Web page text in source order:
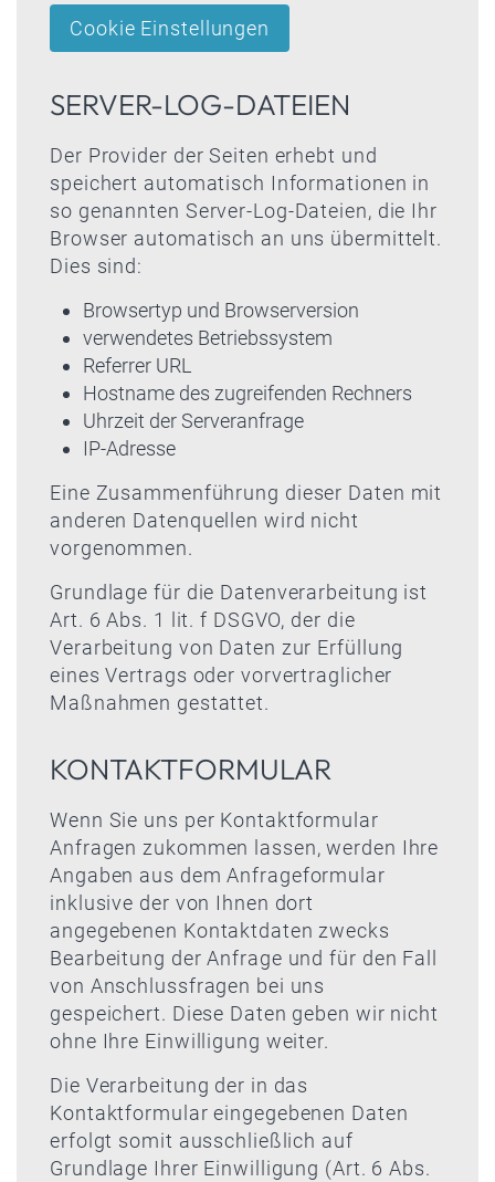
Cookie Einstellungen
SERVER-LOG-DATEIEN
Der Provider der Seiten erhebt und
speichert automatisch Informationen in
so genannten Server-Log-Dateien, die Ihr
Browser automatisch an uns übermittelt.
Dies sind:
Browsertyp und Browserversion
verwendetes Betriebssystem
Referrer URL
Hostname des zugreifenden Rechners
Uhrzeit der Serveranfrage
IP-Adresse
Eine Zusammenführung dieser Daten mit
anderen Datenquellen wird nicht
vorgenommen.
Grundlage für die Datenverarbeitung ist
Art. 6 Abs. 1 lit. f DSGVO, der die
Verarbeitung von Daten zur Erfüllung
eines Vertrags oder vorvertraglicher
Maßnahmen gestattet.
KONTAKTFORMULAR
Wenn Sie uns per Kontaktformular
Anfragen zukommen lassen, werden Ihre
Angaben aus dem Anfrageformular
inklusive der von Ihnen dort
angegebenen Kontaktdaten zwecks
Bearbeitung der Anfrage und für den Fall
von Anschlussfragen bei uns
gespeichert. Diese Daten geben wir nicht
ohne Ihre Einwilligung weiter.
Die Verarbeitung der in das
Kontaktformular eingegebenen Daten
erfolgt somit ausschließlich auf
Grundlage Ihrer Einwilligung (Art. 6 Abs.